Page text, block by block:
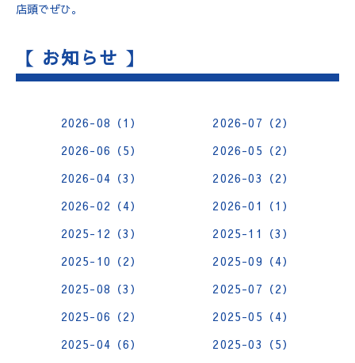
店頭でぜひ。
【 お知らせ 】
2026-08（1）
2026-07（2）
2026-06（5）
2026-05（2）
2026-04（3）
2026-03（2）
2026-02（4）
2026-01（1）
2025-12（3）
2025-11（3）
2025-10（2）
2025-09（4）
2025-08（3）
2025-07（2）
2025-06（2）
2025-05（4）
2025-04（6）
2025-03（5）